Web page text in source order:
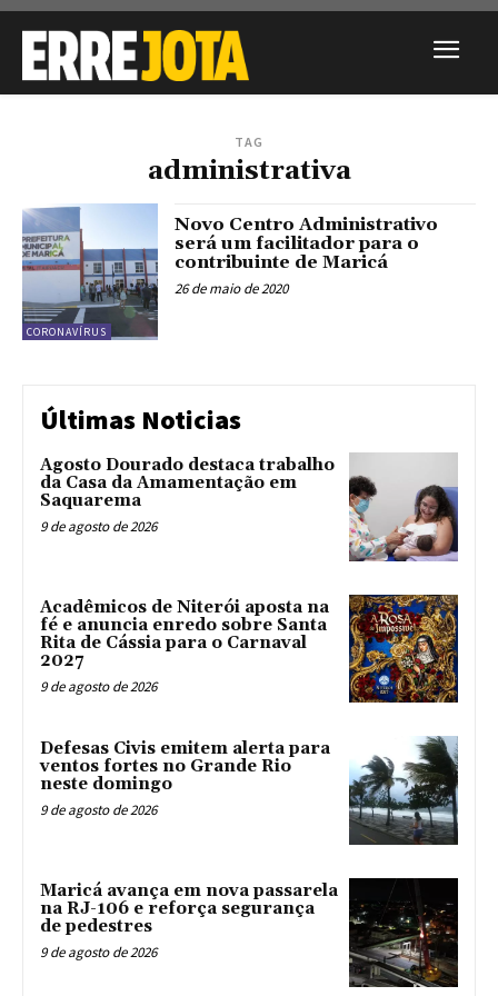
TAG
administrativa
CORONAVÍRUS
Novo Centro Administrativo
será um facilitador para o
contribuinte de Maricá
26 de maio de 2020
Últimas Noticias
Agosto Dourado destaca trabalho
da Casa da Amamentação em
Saquarema
9 de agosto de 2026
Acadêmicos de Niterói aposta na
fé e anuncia enredo sobre Santa
Rita de Cássia para o Carnaval
2027
9 de agosto de 2026
Defesas Civis emitem alerta para
ventos fortes no Grande Rio
neste domingo
9 de agosto de 2026
Maricá avança em nova passarela
na RJ-106 e reforça segurança
de pedestres
9 de agosto de 2026